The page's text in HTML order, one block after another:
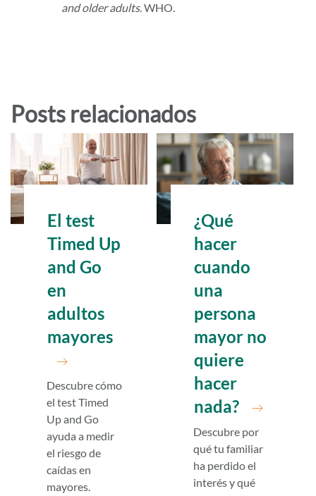
and older adults. WHO.
Posts relacionados
El test
Timed Up
and Go
en
adultos
mayores
Descubre cómo
el test Timed
Up and Go
ayuda a medir
el riesgo de
caídas en
mayores.
¿Qué
hacer
cuando
una
persona
mayor no
quiere
hacer
nada?
Descubre por
qué tu familiar
ha perdido el
interés y qué